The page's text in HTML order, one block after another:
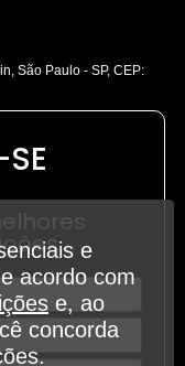
São Paulo - SP, CEP:
e
acordo com
e, ao
concorda